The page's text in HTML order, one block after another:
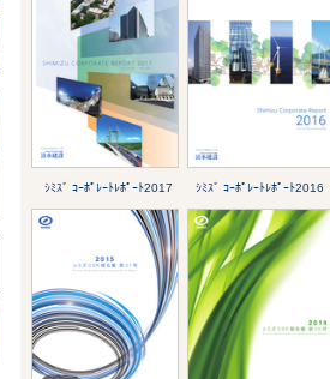
ｼﾐｽﾞ ｺｰﾎﾟﾚｰﾄﾚﾎﾟｰﾄ2017 ｼﾐｽﾞ ｺｰﾎﾟﾚｰﾄﾚﾎﾟｰﾄ2016